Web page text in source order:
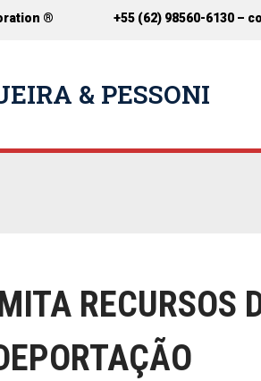
® +55 (62) 98560-6130 –
& PESSONI
RECURSOS